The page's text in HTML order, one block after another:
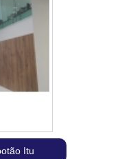
Itu